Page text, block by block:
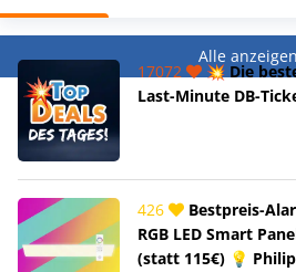
Alle anzeigen
17072
💥 Die
Last-Minute DB-
426
Bestpreis-
RGB LED Smart
(statt 115€) 💡